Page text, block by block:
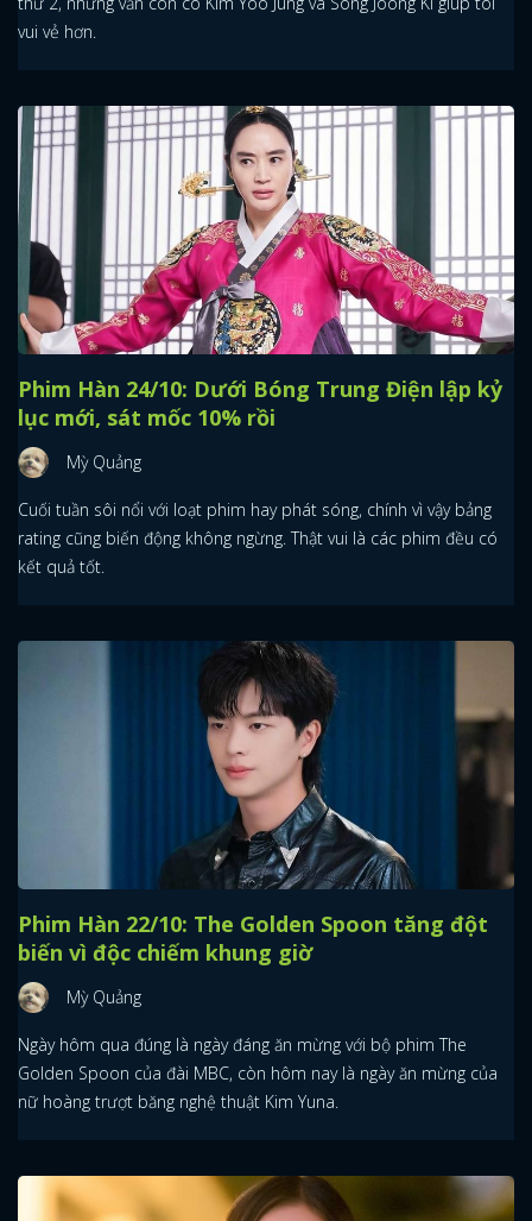
vui vẻ hơn.
Phim Hàn 24/10: Dưới Bóng Trung Điện lập kỷ
lục mới, sát mốc 10% rồi
Mỳ Quảng
Cuối tuần sôi nổi với loạt phim hay phát sóng, chính vì vậy bảng
rating cũng biến động không ngừng. Thật vui là các phim đều có
kết quả tốt.
Phim Hàn 22/10: The Golden Spoon tăng đột
biến vì độc chiếm khung giờ
Mỳ Quảng
Ngày hôm qua đúng là ngày đáng ăn mừng với bộ phim The
Golden Spoon của đài MBC, còn hôm nay là ngày ăn mừng của
nữ hoàng trượt băng nghệ thuật Kim Yuna.